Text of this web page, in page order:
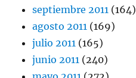
septiembre 2011 (164)
agosto 2011 (169)
julio 2011 (165)
junio 2011 (240)